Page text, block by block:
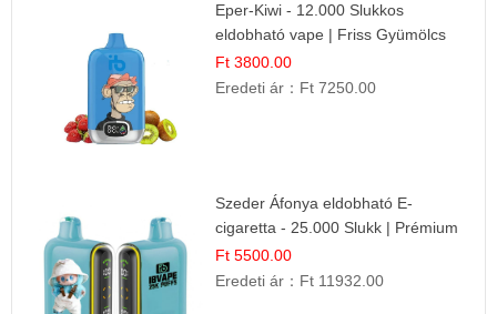
Eper-Kiwi - 12.000 Slukkos
eldobható vape | Friss Gyümölcs
Kombináció
Ft 3800.00
Eredeti ár： Ft 7250.00
Szeder Áfonya eldobható E-
cigaretta - 25.000 Slukk | Prémium
Gyümölcs Íz
Ft 5500.00
Eredeti ár： Ft 11932.00